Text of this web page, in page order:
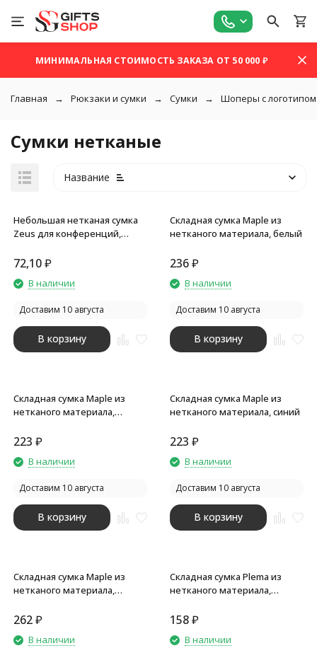
МИНИМАЛЬНАЯ СТОИМОСТЬ ЗАКАЗА ОТ 50 000 ₽
Главная Рюкзаки и сумки Сумки Шоперы с логотипом
Сумки нетканые
Название
Небольшая нетканая сумка
Zeus для конференций,
72,10₽
В наличии
Доставим 10 августа
В корзину
Складная сумка Maple из
нетканого материала, белый
236₽
В наличии
Доставим 10 августа
В корзину
Складная сумка Maple из
нетканого материала,
223 ₽
В наличии
Доставим 10 августа
В корзину
Складная сумка Maple из
нетканого материала, синий
223 ₽
В наличии
Доставим 10 августа
В корзину
Складная сумка Maple из
нетканого материала,
262₽
В наличии
Складная сумка Plema из
нетканого материала,
158₽
В наличии